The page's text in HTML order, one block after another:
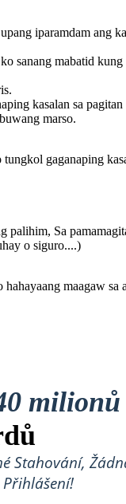
iparamdam ang
sanang mabatid
kasalan sa
marso.
gaganaping
palihim, Sa
o siguro....)
maagaw sa
milionů
Stahování,